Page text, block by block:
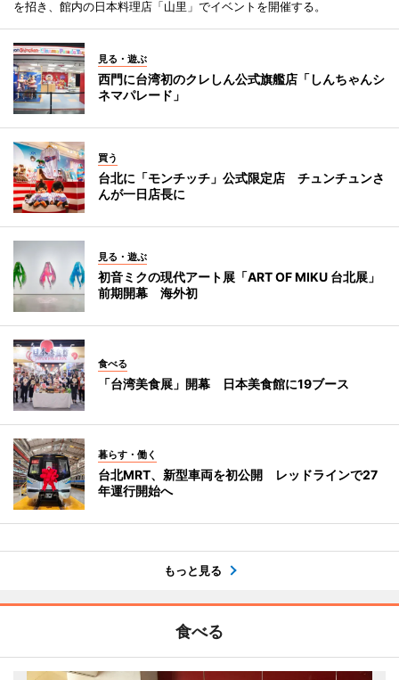
を招き、館内の日本料理店「山里」でイベントを開催する。
見る・遊ぶ
西門に台湾初のクレしん公式旗艦店「しんちゃんシ
ネマパレード」
買う
台北に「モンチッチ」公式限定店 チュンチュンさ
んが一日店長に
見る・遊ぶ
初音ミクの現代アート展「ART OF MIKU 台北展」
前期開幕 海外初
食べる
「台湾美食展」開幕 日本美食館に19ブース
暮らす・働く
台北MRT、新型車両を初公開 レッドラインで27
年運行開始へ
もっと見る
食べる